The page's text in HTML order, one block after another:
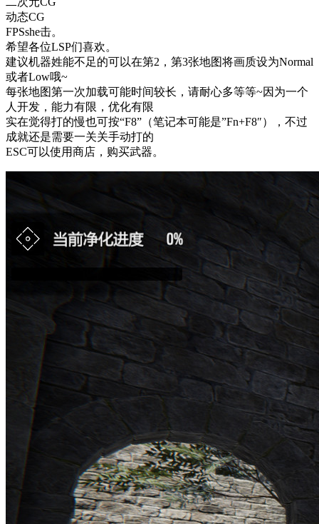
动态CG
FPSshe击。
希望各位LSP们喜欢。
建议机器姓能不足的可以在第2，第3张地图将画质设为Normal
或者Low哦~
每张地图第一次加载可能时间较长，请耐心多等等~因为一个
人开发，能力有限，优化有限
实在觉得打的慢也可按“F8”（笔记本可能是”Fn+F8″），不过
成就还是需要一关关手动打的
ESC可以使用商店，购买武器。